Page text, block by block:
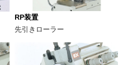
RP装置
先引きローラー